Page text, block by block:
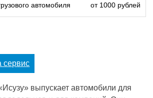
автомобиля от 1000 рублей
сервис
выпускает автомобили для